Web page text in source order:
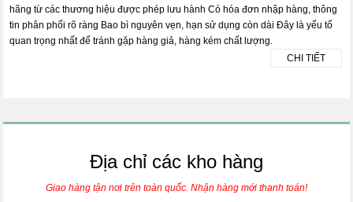
hãng từ các thương hiệu được phép lưu hành Có hóa đơn nhập hàng, thông
tin phân phối rõ ràng Bao bì nguyên vẹn, hạn sử dụng còn dài Đây là yếu tố
quan trọng nhất để tránh gặp hàng giả, hàng kém chất lượng.
CHI TIẾT
Địa chỉ các kho hàng
Giao hàng tận nơi trên toàn quốc. Nhận hàng mới thanh toán!